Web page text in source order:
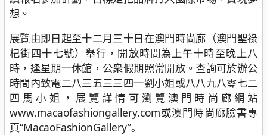
想。
展覽由即日起至十二月三十日在澳門時尚廊（澳門聖祿
杞街四十七號）舉行，開放時間為上午十時至晚上八
時，逢星期一休館，公衆假期照常開放。查詢可於辦公
時間內致電二八三五三三四一劉小姐或八八九八零七二
四馬小姐，展覽詳情可瀏覽澳門時尚廊網站
www.macaofashiongallery.com或澳門時尚廊臉書專
頁“MacaoFashionGallery”。